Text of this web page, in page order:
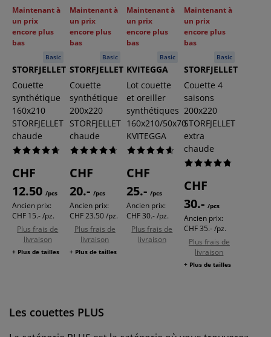
Maintenant à
un prix
encore plus
bas
Basic
STORFJELLET
Couette
synthétique
160x210
STORFJELLET
chaude
CHF
12.50 /pcs
Ancien prix:
CHF 15.- /pz.
Plus frais de
livraison
+ Plus de tailles
Maintenant à
un prix
encore plus
bas
Basic
STORFJELLET
Couette
synthétique
200x220
STORFJELLET
chaude
CHF
20.- /pcs
Ancien prix:
CHF 23.50 /pz.
Plus frais de
livraison
+ Plus de tailles
Maintenant à
un prix
encore plus
bas
Basic
KVITEGGA
Lot couette
et oreiller
synthétiques
160x210/50x70
KVITEGGA
CHF
25.- /pcs
Ancien prix:
CHF 30.- /pz.
Plus frais de
livraison
Maintenant à
un prix
encore plus
bas
Basic
STORFJELLET
Couette 4
saisons
200x220
STORFJELLET
extra
chaude
CHF
30.- /pcs
Ancien prix:
CHF 35.- /pz.
Plus frais de
livraison
+ Plus de tailles
Les couettes PLUS